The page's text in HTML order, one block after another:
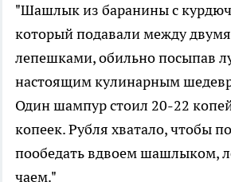
"Шашлык из баранины с
который подавали между
лепешками, обильно посыпав
настоящим кулинарным
Один шампур стоил 20-22
копеек. Рубля хватало, чтобы
пообедать вдвоем шашлыком,
чаем."